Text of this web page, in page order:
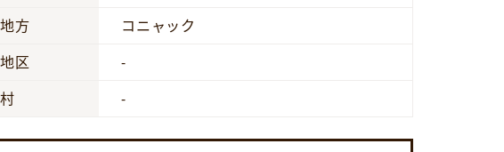
地方
コニャック
地区
-
村
-